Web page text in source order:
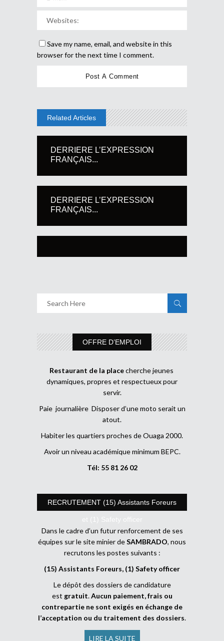
Save my name, email, and website in this
browser for the next time I comment.
Related Articles
DERRIERE L’EXPRESSION
FRANÇAIS...
DERRIERE L’EXPRESSION
FRANÇAIS...
OFFRE D’EMPLOI
Restaurant de la placecherche jeunes
dynamiques, propres et respectueux pour
servir.
Paie journalière Disposer d’une moto serait un
atout.
Habiter les quartiers proches de Ouaga 2000.
Avoir un niveau académique minimum BEPC.
Tél: 55 81 26 02
RECRUTEMENT (15) Assistants Foreurs
et (1) Safety officer
Dans le cadre d’un futur renforcement de ses
équipes sur le site minier deSAMBRADO, nous
recrutons les postes suivants :
(15) Assistants Foreurs, (1) Safety officer
Le dépôt des dossiers de candidature
est gratuit.Aucun paiement, frais ou
contrepartie ne sont exigés en échange de
l’acceptation ou du traitement des dossiers.
LIRE LA SUITE